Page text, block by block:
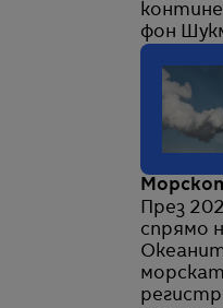
фон
През
спрямо